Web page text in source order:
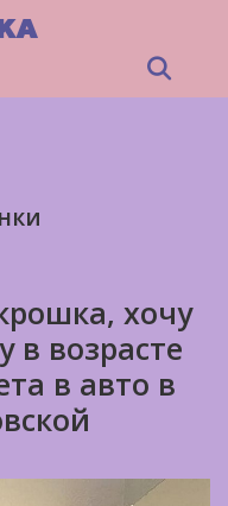
хочу
в возрасте
в авто в